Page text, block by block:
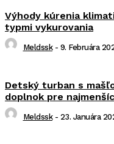
Výhody kúrenia
typmi vykurovania
Meldssk - 9. Februára
Detský turban s
doplnok pre
Meldssk - 23. Januára